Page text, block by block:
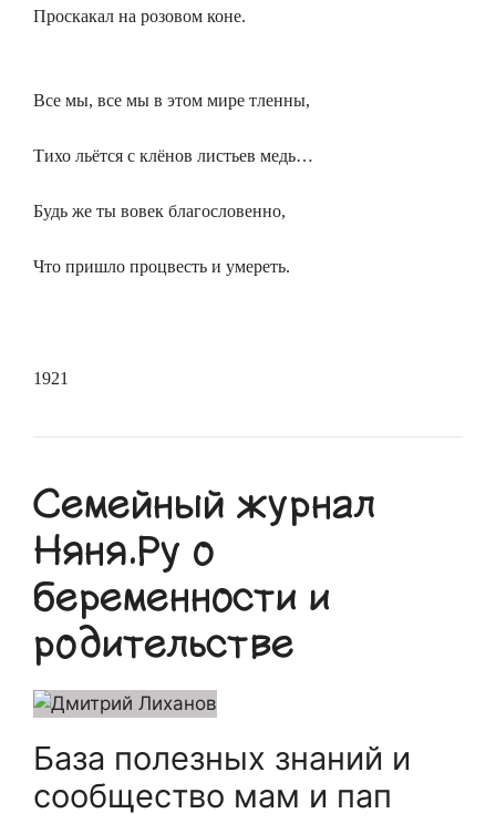
Проскакал на розовом коне.
Все мы, все мы в этом мире тленны,
Тихо льётся с клёнов листьев медь…
Будь же ты вовек благословенно,
Что пришло процвесть и умереть.
1921
Семейный журнал
Няня.Ру о
беременности и
родительстве
База полезных знаний и
сообщество мам и пап